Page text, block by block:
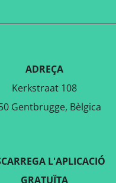
ADREÇA
Kerkstraat 108
Gentbrugge, Bèlgica
L'APLICACIÓ
GRATUÏTA